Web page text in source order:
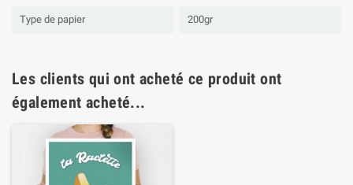
Type de papier 200gr
Les clients qui ont acheté ce produit ont
également acheté...